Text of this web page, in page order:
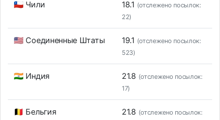
🇨🇱 Чили 18.1 (отслежено посылок:
22)
🇺🇸 Соединенные Штаты 19.1 (отслежено посылок:
523)
🇮🇳 Индия 21.8 (отслежено посылок:
17)
🇧🇪 Бельгия 21.8 (отслежено посылок: